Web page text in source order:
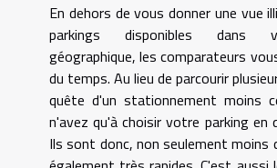
En dehors de vous donner une vue
parkings disponibles dans
géographique, les comparateurs
du temps. Au lieu de parcourir
quête d'un stationnement moins
n'avez qu'à choisir votre parking en
Ils sont donc, non seulement moins